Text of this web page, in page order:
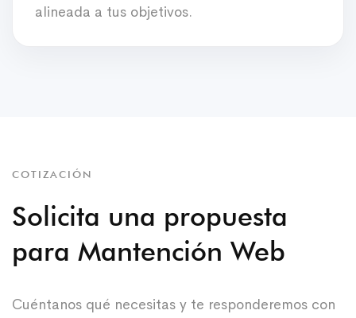
alineada a tus objetivos.
COTIZACIÓN
Solicita una propuesta
para Mantención Web
Cuéntanos qué necesitas y te responderemos con